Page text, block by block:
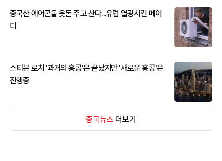
중국산 에어콘을 웃돈 주고 산다...유럽 열광시킨 메이
디
스티븐 로치 '과거의 홍콩'은 끝났지만 '새로운 홍콩'은
진행중
중국뉴스 더보기